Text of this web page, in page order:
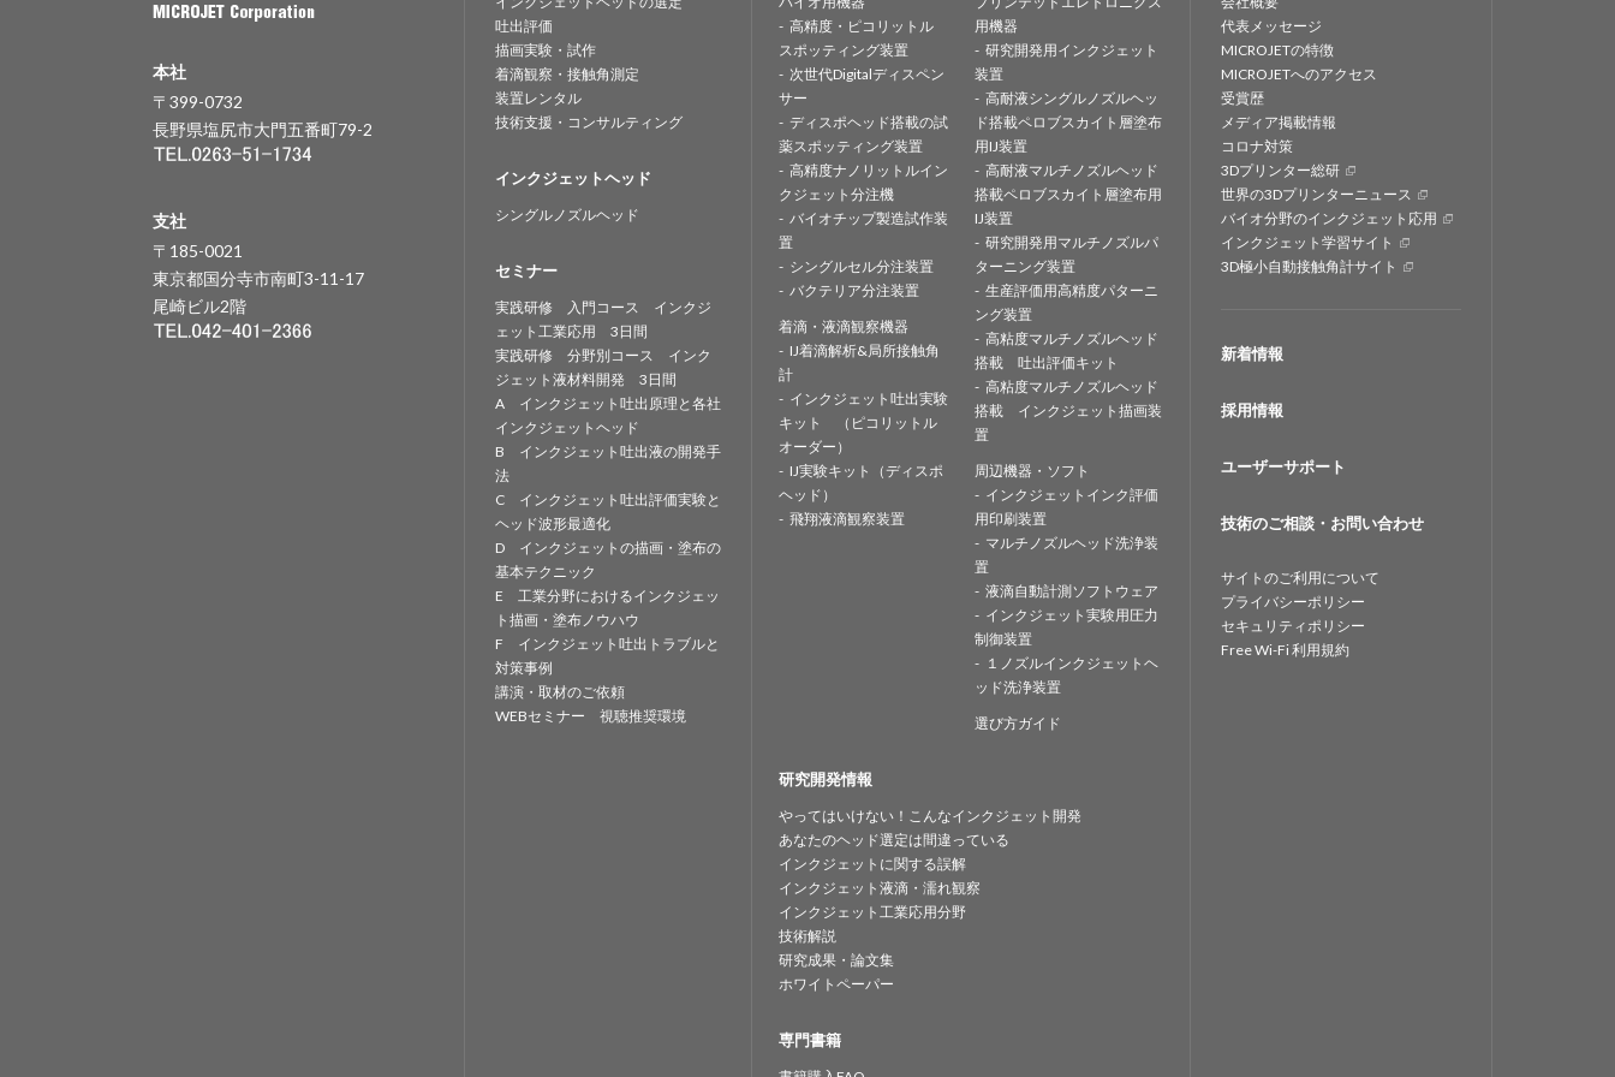
本社
〒399-0732
長野県塩尻市大門五番町79-2
支社
〒185-0021
東京都国分寺市南町3-11-17
尾崎ビル2階
吐出評価
描画実験・試作
着滴観察・接触角測定
装置レンタル
技術支援・コンサルティング
インクジェットヘッド
シングルノズルヘッド
セミナー
実践研修 入門コース インクジ
ェット工業応用 3日間
実践研修 分野別コース インク
ジェット液材料開発 3日間
A インクジェット吐出原理と各社
インクジェットヘッド
B インクジェット吐出液の開発手
法
C インクジェット吐出評価実験と
ヘッド波形最適化
D インクジェットの描画・塗布の
基本テクニック
E 工業分野におけるインクジェッ
ト描画・塗布ノウハウ
F インクジェット吐出トラブルと
対策事例
講演・取材のご依頼
WEBセミナー 視聴推奨環境
高精度・ピコリットル
スポッティング装置
次世代Digitalディスペン
サー
ディスポヘッド搭載の試
薬スポッティング装置
高精度ナノリットルイン
クジェット分注機
バイオチップ製造試作装
置
シングルセル分注装置
バクテリア分注装置
着滴・液滴観察機器
IJ着滴解析&局所接触角
計
インクジェット吐出実験
キット （ピコリットル
オーダー）
IJ実験キット（ディスポ
ヘッド）
飛翔液滴観察装置
用機器
研究開発用インクジェット
装置
高耐液シングルノズルヘッ
ド搭載ペロブスカイト層塗布
用IJ装置
高耐液マルチノズルヘッド
搭載ペロブスカイト層塗布用
IJ装置
研究開発用マルチノズルパ
ターニング装置
生産評価用高精度パターニ
ング装置
高粘度マルチノズルヘッド
搭載 吐出評価キット
高粘度マルチノズルヘッド
搭載 インクジェット描画装
置
周辺機器・ソフト
インクジェットインク評価
用印刷装置
マルチノズルヘッド洗浄装
置
液滴自動計測ソフトウェア
インクジェット実験用圧力
制御装置
１ノズルインクジェットヘ
ッド洗浄装置
選び方ガイド
研究開発情報
やってはいけない！こんなインクジェット開発
あなたのヘッド選定は間違っている
インクジェットに関する誤解
インクジェット液滴・濡れ観察
インクジェット工業応用分野
技術解説
研究成果・論文集
ホワイトペーパー
専門書籍
代表メッセージ
MICROJETの特徴
MICROJETへのアクセス
受賞歴
メディア掲載情報
コロナ対策
3Dプリンター総研
世界の3Dプリンターニュース
バイオ分野のインクジェット応用
インクジェット学習サイト
3D極小自動接触角計サイト
新着情報
採用情報
ユーザーサポート
技術のご相談・お問い合わせ
サイトのご利用について
プライバシーポリシー
セキュリティポリシー
Free Wi-Fi 利用規約